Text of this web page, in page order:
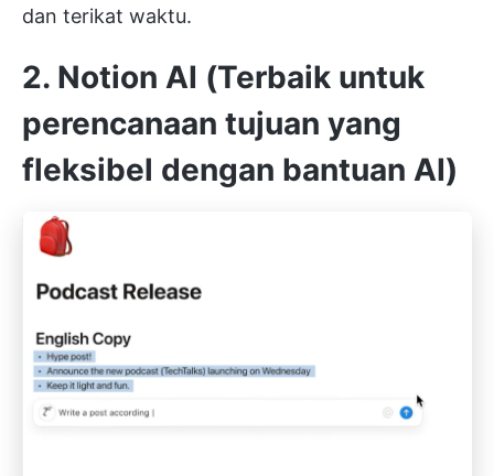
dan terikat waktu.
2. Notion AI (Terbaik untuk
perencanaan tujuan yang
fleksibel dengan bantuan AI)